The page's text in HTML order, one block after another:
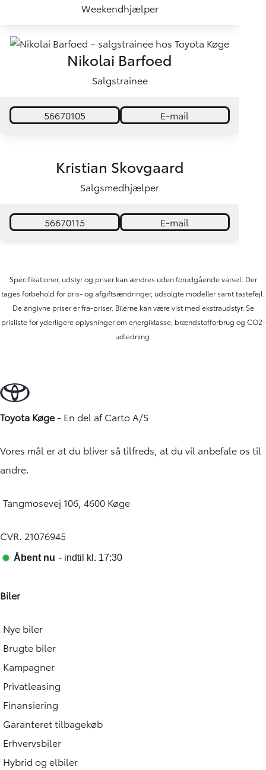
Weekendhjælper
Nikolai Barfoed
Salgstrainee
56670105 E-mail
Kristian Skovgaard
Salgsmedhjælper
56670115 E-mail
Specifikationer, udstyr og priser kan ændres uden forudgående varsel. Der
tages forbehold for pris- og afgiftsændringer, udsolgte modeller samt tastefejl.
De angivne priser er fra-priser. Bilerne kan være vist med ekstraudstyr. Se
prisliste for yderligere oplysninger om energiklasse, brændstofforbrug og CO2-
udledning.
Toyota Køge- En del afCarto A/S
Vores mål er at du bliver så tilfreds, at du vil anbefale os til
andre.
Tangmosevej 106, 4600 Køge
CVR. 21076945
Biler
Nye biler
Brugte biler
Kampagner
Privatleasing
Finansiering
Garanteret tilbagekøb
Erhvervsbiler
Hybrid og elbiler